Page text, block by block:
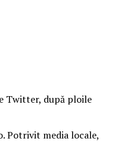
Twitter, după ploile
Potrivit media locale,